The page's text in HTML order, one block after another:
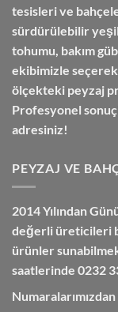
tesisleri ve
sürdürülebilir
tohumu, bakım
ekibimizle seçerek
ölçekteki peyzaj
Profesyonel
adresiniz!
PEYZAJ VE
2014 Yılından
değerli üreticileri
ürünler
saatlerinde 0232